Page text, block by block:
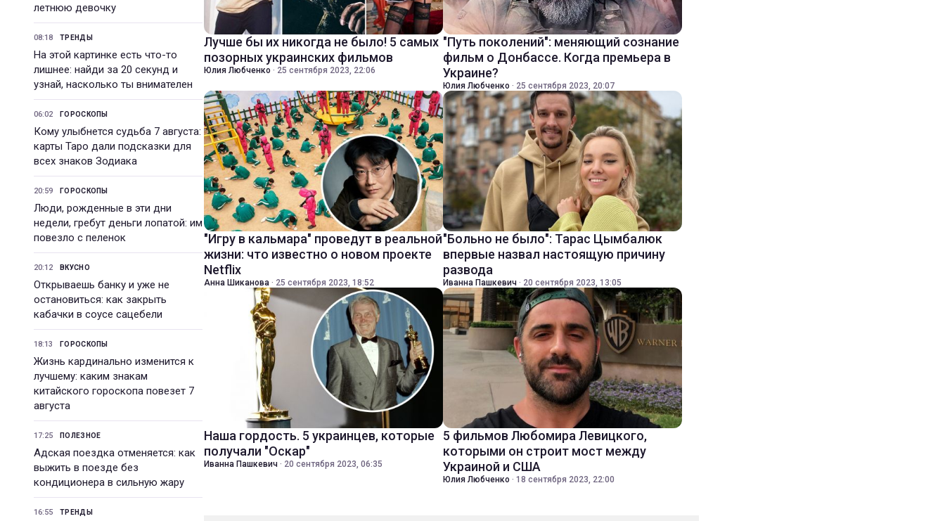
летнюю девочку
08:18 ТРЕНДЫ
На этой картинке есть что-то
лишнее: найди за 20 секунд и
узнай, насколько ты внимателен
06:02 ГОРОСКОПЫ
Кому улыбнется судьба 7 августа:
карты Таро дали подсказки для
всех знаков Зодиака
20:59 ГОРОСКОПЫ
Люди, рожденные в эти дни
недели, гребут деньги лопатой: им
повезло с пеленок
20:12 ВКУСНО
Открываешь банку и уже не
остановиться: как закрыть
кабачки в соусе сацебели
18:13 ГОРОСКОПЫ
Жизнь кардинально изменится к
лучшему: каким знакам
китайского гороскопа повезет 7
августа
17:25 ПОЛЕЗНОЕ
Адская поездка отменяется: как
выжить в поезде без
кондиционера в сильную жару
16:55 ТРЕНДЫ
Лучше бы их никогда не было! 5 самых
позорных украинских фильмов
Юлия Любченко · 25 сентября 2023, 22:06
"Путь поколений": меняющий сознание
фильм о Донбассе. Когда премьера в
Украине?
Юлия Любченко · 25 сентября 2023, 20:07
"Игру в кальмара" проведут в реальной
жизни: что известно о новом проекте
Netflix
Анна Шиканова · 25 сентября 2023, 18:52
"Больно не было": Тарас Цымбалюк
впервые назвал настоящую причину
развода
Иванна Пашкевич · 20 сентября 2023, 13:05
Наша гордость. 5 украинцев, которые
получали "Оскар"
Иванна Пашкевич · 20 сентября 2023, 06:35
5 фильмов Любомира Левицкого,
которыми он строит мост между
Украиной и США
Юлия Любченко · 18 сентября 2023, 22:00